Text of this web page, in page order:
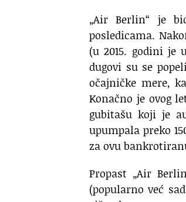
„Air Berlin“ je
posledicama.
(u 2015. godini je
dugovi su se
očajničke mere,
Konačno je ovog
gubitašu koji je
upumpala preko
za ovu
Propast „Air
(popularno već